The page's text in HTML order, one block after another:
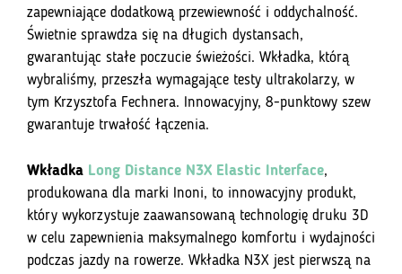
zapewniające dodatkową przewiewność i oddychalność.
Świetnie sprawdza się na długich dystansach,
gwarantując stałe poczucie świeżości. Wkładka, którą
wybraliśmy, przeszła wymagające testy ultrakolarzy, w
tym Krzysztofa Fechnera. Innowacyjny, 8-punktowy szew
gwarantuje trwałość łączenia.
Wkładka Long Distance N3X Elastic Interface,
produkowana dla marki Inoni, to innowacyjny produkt,
który wykorzystuje zaawansowaną technologię druku 3D
w celu zapewnienia maksymalnego komfortu i wydajności
podczas jazdy na rowerze. Wkładka N3X jest pierwszą na